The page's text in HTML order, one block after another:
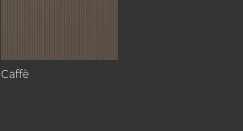
Caffè